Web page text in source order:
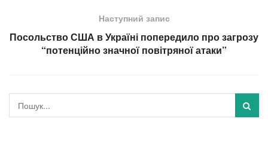
Наступний запис
Посольство США в Україні попередило про загрозу
“потенційно значної повітряної атаки”